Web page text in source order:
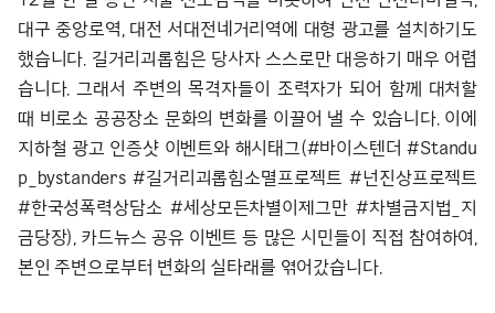
대구 중앙로역, 대전 서대전네거리역에 대형 광고를 설치하기도
했습니다. 길거리괴롭힘은 당사자 스스로만 대응하기 매우 어렵
습니다. 그래서 주변의 목격자들이 조력자가 되어 함께 대처할
때 비로소 공공장소 문화의 변화를 이끌어 낼 수 있습니다. 이에
지하철 광고 인증샷 이벤트와 해시태그(#바이스텐더 #Standu
p_bystanders #길거리괴롭힘소멸프로젝트 #넌진상프로젝트
#한국성폭력상담소 #세상모든차별이제그만 #차별금지법_지
금당장), 카드뉴스 공유 이벤트 등 많은 시민들이 직접 참여하여,
본인 주변으로부터 변화의 실타래를 엮어갔습니다.